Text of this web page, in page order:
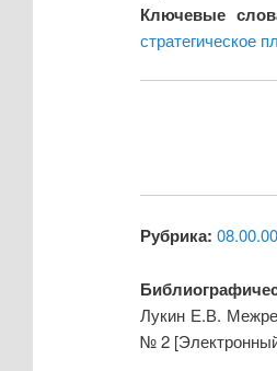
Ключевые
стратегическое
Рубрика:
Лукин Е.В.
№ 2